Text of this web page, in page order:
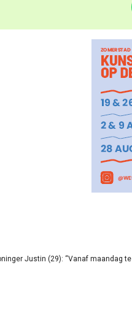
Justin (29): “Vanaf maandag te